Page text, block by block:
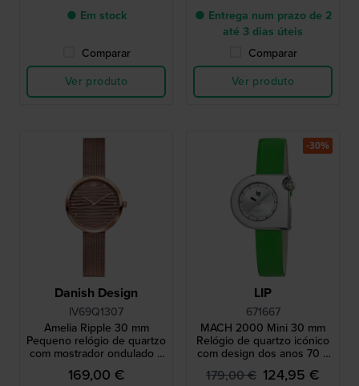
● Em stock
Comparar
Ver produto
● Entrega num prazo de 2
até 3 dias úteis
Comparar
Ver produto
Danish Design
IV69Q1307
Amelia Ripple 30 mm
Pequeno relógio de quartzo
com mostrador ondulado e
bracelete milanesa
169,00 €
LIP
671667
MACH 2000 Mini 30 mm
Relógio de quartzo icónico
com design dos anos 70 e
caixa assimétrica
179,00 € 124,95 €
-30%